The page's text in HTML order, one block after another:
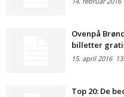
Ovenpå
billetter
15. april 2016
Top 20: De